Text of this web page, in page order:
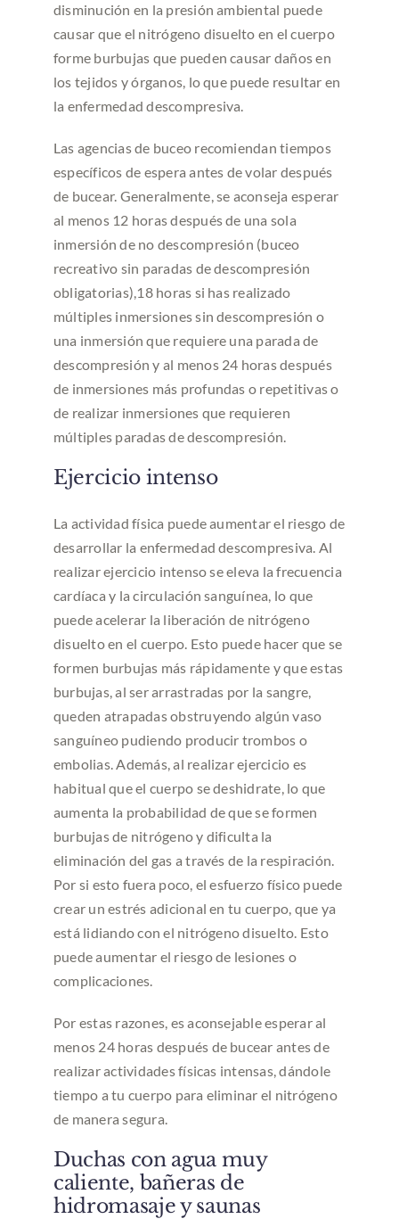
disminución en la presión ambiental puede
causar que el nitrógeno disuelto en el cuerpo
forme burbujas que pueden causar daños en
los tejidos y órganos, lo que puede resultar en
la enfermedad descompresiva.
Las agencias de buceo recomiendan tiempos
específicos de espera antes de volar después
de bucear. Generalmente, se aconseja esperar
al menos 12 horas después de una sola
inmersión de no descompresión (buceo
recreativo sin paradas de descompresión
obligatorias),18 horas si has realizado
múltiples inmersiones sin descompresión o
una inmersión que requiere una parada de
descompresión y al menos 24 horas después
de inmersiones más profundas o repetitivas o
de realizar inmersiones que requieren
múltiples paradas de descompresión.
Ejercicio intenso
La actividad física puede aumentar el riesgo de
desarrollar la enfermedad descompresiva. Al
realizar ejercicio intenso se eleva la frecuencia
cardíaca y la circulación sanguínea, lo que
puede acelerar la liberación de nitrógeno
disuelto en el cuerpo. Esto puede hacer que se
formen burbujas más rápidamente y que estas
burbujas, al ser arrastradas por la sangre,
queden atrapadas obstruyendo algún vaso
sanguíneo pudiendo producir trombos o
embolias. Además, al realizar ejercicio es
habitual que el cuerpo se deshidrate, lo que
aumenta la probabilidad de que se formen
burbujas de nitrógeno y dificulta la
eliminación del gas a través de la respiración.
Por si esto fuera poco, el esfuerzo físico puede
crear un estrés adicional en tu cuerpo, que ya
está lidiando con el nitrógeno disuelto. Esto
puede aumentar el riesgo de lesiones o
complicaciones.
Por estas razones, es aconsejable esperar al
menos 24 horas después de bucear antes de
realizar actividades físicas intensas, dándole
tiempo a tu cuerpo para eliminar el nitrógeno
de manera segura.
Duchas con agua muy
caliente, bañeras de
hidromasaje y saunas